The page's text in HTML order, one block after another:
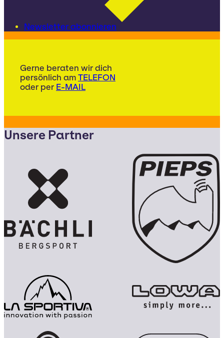
Newsletter abonnieren
Gerne beraten wir dich
persönlich am TELEFON
oder per E-MAIL
Unsere Partner